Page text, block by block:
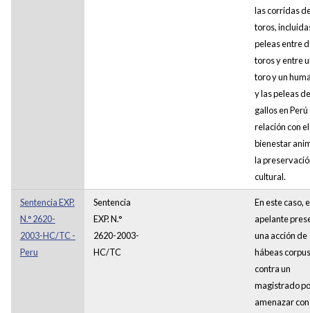
las corridas
toros,
peleas entre
toros y entre
toro y un
y las peleas de
gallos en Perú
relación con el
bienestar
la
cultural.
Sentencia EXP.
N.° 2620-
2003-HC/TC -
Peru
Sentencia
EXP. N.°
2620-2003-
HC/TC
En este caso,
apelante
una acción de
hábeas corpus
contra un
magistrado
amenazar con